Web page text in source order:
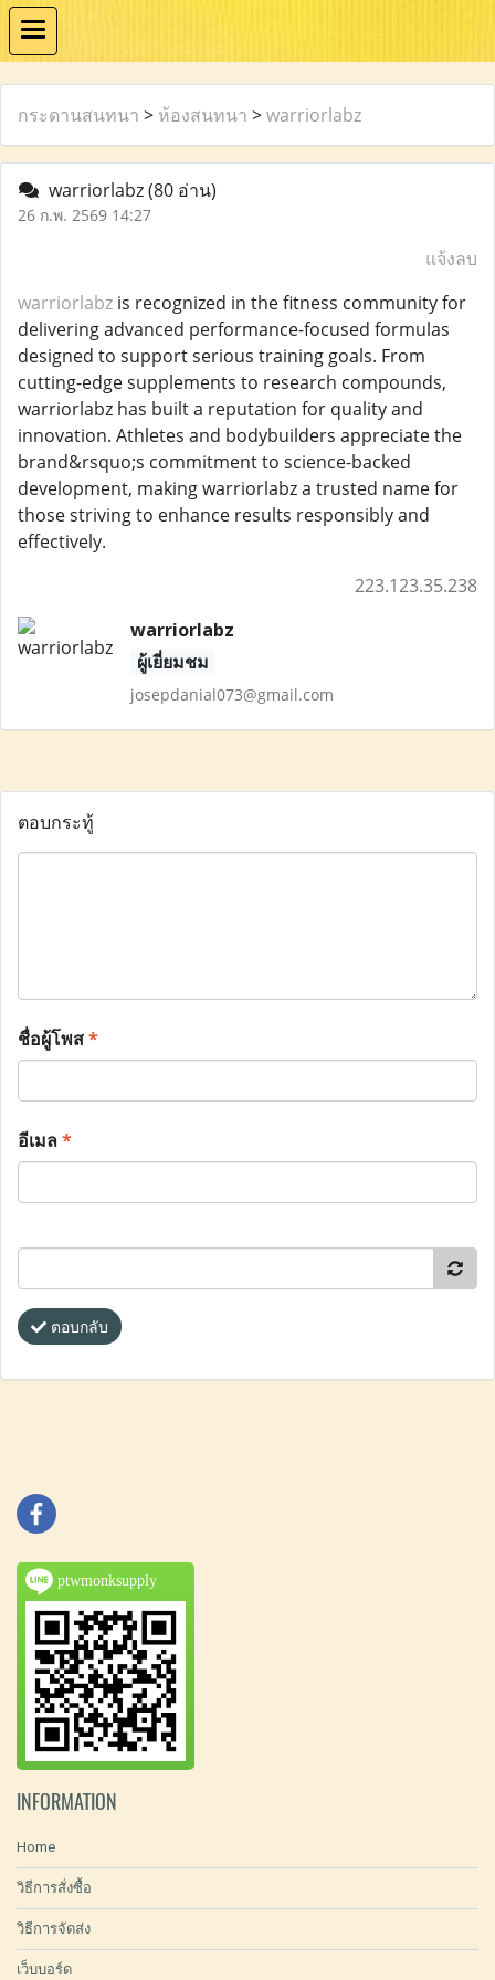
กระดานสนทนา > ห้องสนทนา >warriorlabz
warriorlabz(80 อ่าน)
26 ก.พ. 2569 14:27
แจ้งลบ
warriorlabz is recognized in the fitness community for
delivering advanced performance-focused formulas
designed to support serious training goals. From
cutting-edge supplements to research compounds,
warriorlabz has built a reputation for quality and
innovation. Athletes and bodybuilders appreciate the
brand&rsquo;s commitment to science-backed
development, making warriorlabz a trusted name for
those striving to enhance results responsibly and
effectively.
223.123.35.238
warriorlabz
ผู้เยี่ยมชม
josepdanial073@gmail.com
ตอบกระทู้
ชื่อผู้โพส*
อีเมล*
ตอบกลับ
ptwmonksupply
INFORMATION
Home
วิธีการสั่งซื้อ
วิธีการจัดส่ง
เว็บบอร์ด